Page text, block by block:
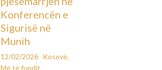
Konferencën e
Sigurisë në
Munih
12/02/2026 Kosovë,
Më të fundit